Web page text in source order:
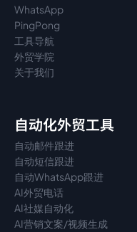
WhatsApp
PingPong
工具导航
外贸学院
关于我们
自动化外贸工具
自动邮件跟进
自动短信跟进
自动WhatsApp跟进
AI外贸电话
AI社媒自动化
AI营销文案/视频生成